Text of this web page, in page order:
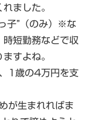
ました。
子”（のみ）※な
時短勤務などで収
すよね。
1歳の4万円を支
が生まれればま